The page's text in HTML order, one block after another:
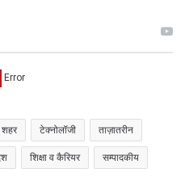
टेक्नोलॉजी ताज़ातरीन
शिक्षा व कैरियर सम्पादकीय